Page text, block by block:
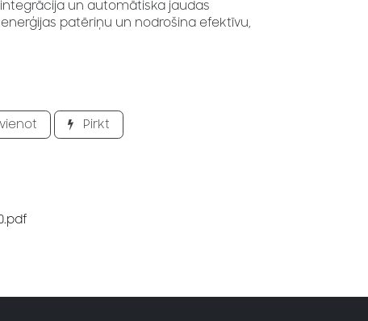
un automātiska jaudas
patēriņu un nodrošina efektīvu,
Pirkt